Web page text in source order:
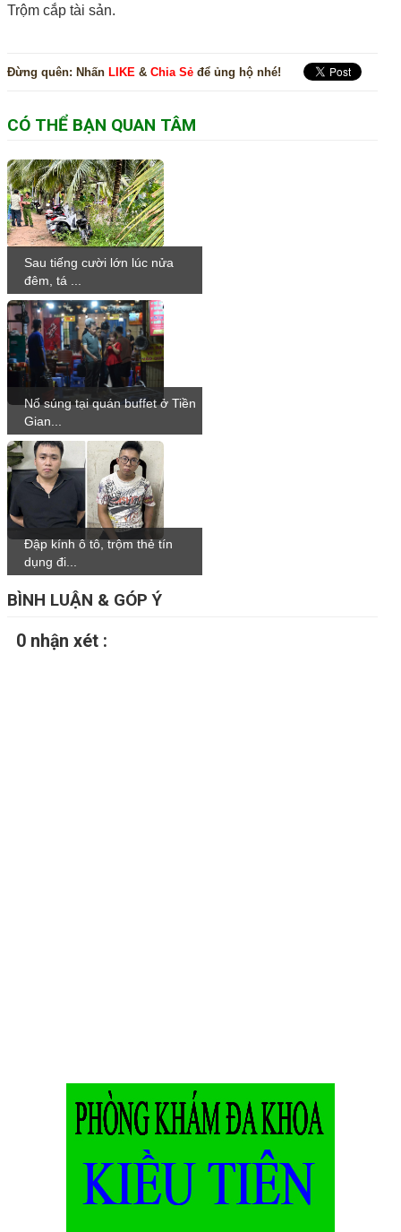
Trộm cắp tài sản.
Đừng quên: Nhấn LIKE & Chia Sẻ để ủng hộ nhé!
CÓ THỂ BẠN QUAN TÂM
Sau tiếng cười lớn lúc nửa
đêm, tá ...
Nổ súng tại quán buffet ở Tiền
Gian...
Đập kính ô tô, trộm thẻ tín
dụng đi...
BÌNH LUẬN & GÓP Ý
0 nhận xét :